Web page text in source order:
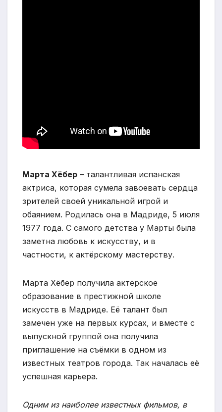
Марта Хёбер – талантливая испанская
актриса, которая сумела завоевать сердца
зрителей своей уникальной игрой и
обаянием. Родилась она в Мадриде, 5 июля
1977 года. С самого детства у Марты была
заметна любовь к искусству, и в
частности, к актёрскому мастерству.
Марта Хёбер получила актерское
образование в престижной школе
искусств в Мадриде. Её талант был
замечен уже на первых курсах, и вместе с
выпускной группой она получила
приглашение на съёмки в одном из
известных театров города. Так началась её
успешная карьера.
Одним из наиболее известных фильмов, в